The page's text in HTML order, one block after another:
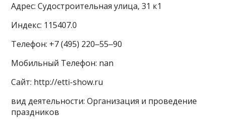
Адрес: Судостроительная улица, 31 к1
Индекс: 115407.0
Телефон: +7 (495) 220‒55‒90
Мобильный Телефон: nan
Сайт: http://etti-show.ru
вид деятельности: Организация и проведение
праздников